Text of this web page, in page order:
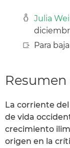
Julia
Para
Resumen
La corriente
de vida
crecimiento
origen en la